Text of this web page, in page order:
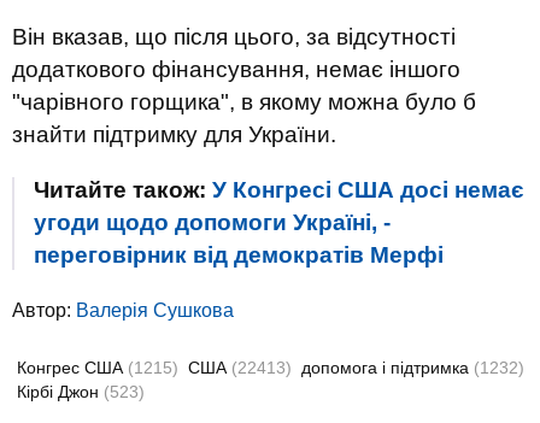
Він вказав, що після цього, за відсутності
додаткового фінансування, немає іншого
"чарівного горщика", в якому можна було б
знайти підтримку для України.
Читайте також: У Конгресі США досі немає
угоди щодо допомоги Україні, -
переговірник від демократів Мерфі
Автор: Валерiя Сушкова
Конгрес США (1215) США (22413) допомога і підтримка (1232)
Кірбі Джон (523)